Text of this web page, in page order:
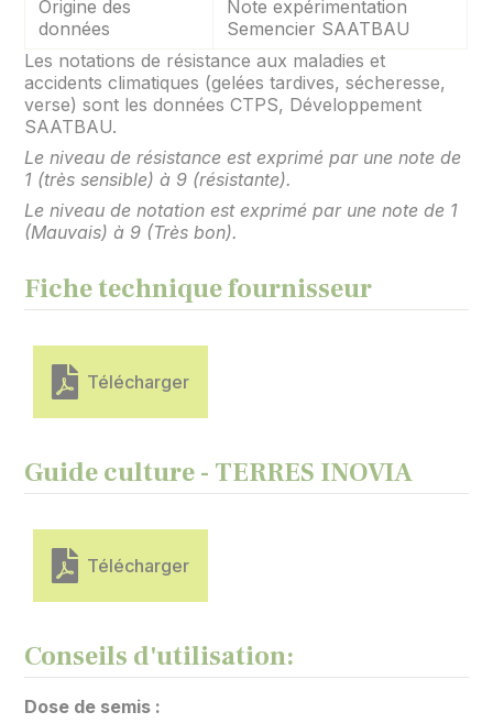
Origine des
données
Note expérimentation
Semencier SAATBAU
Les notations de résistance aux maladies et
accidents climatiques (gelées tardives, sécheresse,
verse) sont les données CTPS, Développement
SAATBAU.
Le niveau de résistance est exprimé par une note de
1 (très sensible) à 9 (résistante).
Le niveau de notation est exprimé par une note de 1
(Mauvais) à 9 (Très bon).
Fiche technique fournisseur
Télécharger
Guide culture - TERRES INOVIA
Télécharger
Conseils d'utilisation:
Dose de semis :